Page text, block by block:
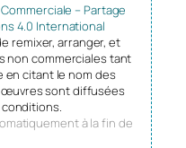
– Partage
4.0 International
remixer, arranger, et
non commerciales tant
en citant le nom des
œuvres sont diffusées
à la fin de